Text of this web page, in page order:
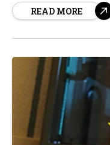
impresora 3D que
READ MORE